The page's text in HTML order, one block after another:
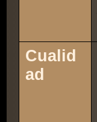
Cualid
ad